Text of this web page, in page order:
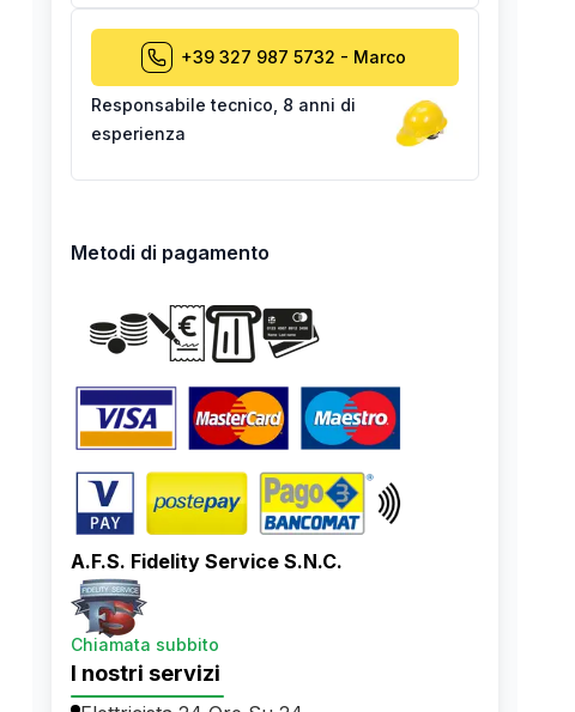
+39 327 987 5732 - Marco
Responsabile tecnico 8 anni di
esperienza
Metodi di pagamento
A.F.S. Fidelity Service S.N.C.
Chiamata subbito
I nostri servizi